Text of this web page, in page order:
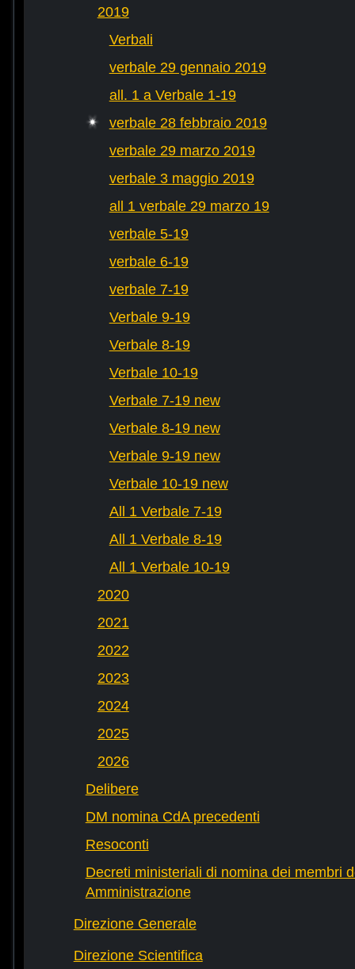
2019
Verbali
verbale 29 gennaio 2019
all. 1 a Verbale 1-19
verbale 28 febbraio 2019
verbale 29 marzo 2019
verbale 3 maggio 2019
all 1 verbale 29 marzo 19
verbale 5-19
verbale 6-19
verbale 7-19
Verbale 9-19
Verbale 8-19
Verbale 10-19
Verbale 7-19 new
Verbale 8-19 new
Verbale 9-19 new
Verbale 10-19 new
All 1 Verbale 7-19
All 1 Verbale 8-19
All 1 Verbale 10-19
2020
2021
2022
2023
2024
2025
2026
Delibere
DM nomina CdA precedenti
Resoconti
Decreti ministeriali di nomina dei membri
Amministrazione
Direzione Generale
Direzione Scientifica